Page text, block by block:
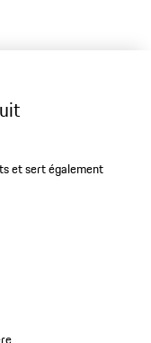
et sert également